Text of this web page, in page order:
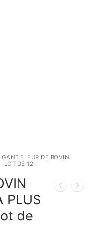
GANT FLEUR DE BOVIN
LOT DE 12
PLUS
de